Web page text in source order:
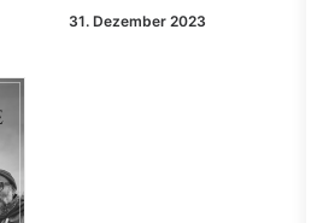
31. Dezember 2023